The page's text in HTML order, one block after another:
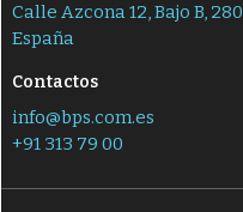
Calle Azcona 12, Bajo B,
España
Contactos
info@bps.com.es
+91 313 79 00